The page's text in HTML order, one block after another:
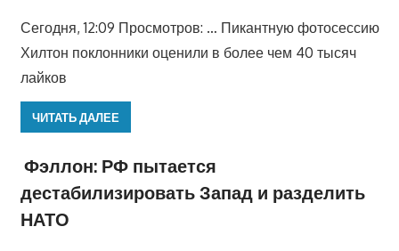
Сегодня, 12:09 Просмотров: … Пикантную фотосессию
Хилтон поклонники оценили в более чем 40 тысяч
лайков
ЧИТАТЬ ДАЛЕЕ
Фэллон: РФ пытается
дестабилизировать Запад и разделить
НАТО